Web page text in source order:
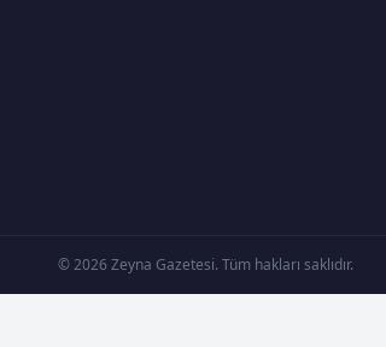
© 2026 Zeyna Gazetesi. Tüm hakları saklıdır.